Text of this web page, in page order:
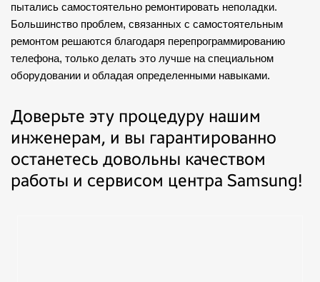
пытались самостоятельно ремонтировать неполадки.
Большинство проблем, связанных с самостоятельным
ремонтом решаются благодаря перепрограммированию
телефона, только делать это лучше на специальном
оборудовании и обладая определенными навыками.
Доверьте эту процедуру нашим
инженерам, и вы гарантированно
останетесь довольны качеством
работы и сервисом центра Samsung!